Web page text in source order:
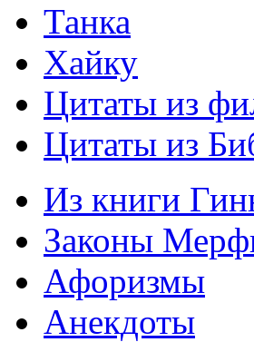
Танка
Хайку
Цитаты из
Цитаты из
Из книги
Законы
Афоризмы
Анекдоты